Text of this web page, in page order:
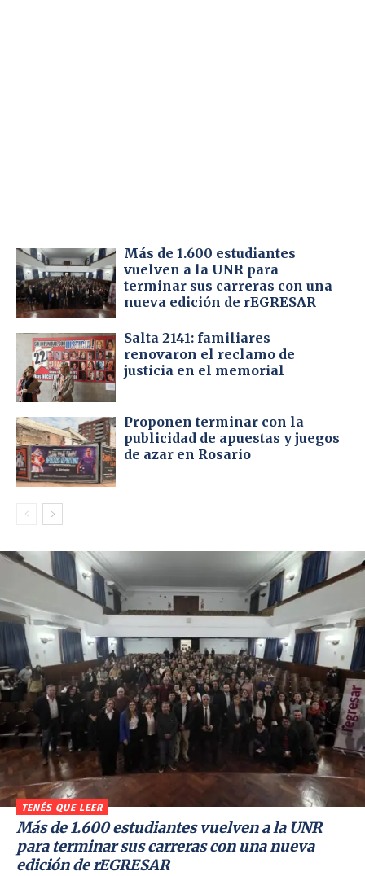
Más de 1.600 estudiantes
vuelven a la UNR para
terminar sus carreras con una
nueva edición de rEGRESAR
Salta 2141: familiares
renovaron el reclamo de
justicia en el memorial
Proponen terminar con la
publicidad de apuestas y juegos
de azar en Rosario
TENÉS QUE LEER
Más de 1.600 estudiantes vuelven a la UNR
para terminar sus carreras con una nueva
edición de rEGRESAR